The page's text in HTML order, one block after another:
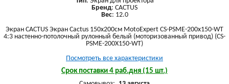
Бренд: CACTUS
Вес: 12.0
Экран CACTUS Экран Cactus 150x200см MotoExpert CS-PSME-200x150-WT
4:3 настенно-потолочный рулонный белый (моторизованный привод) (CS-
PSME-200X150-WT)
Посмотреть все характеристики
Срок поставки 4 раб.дня (15 шт.)